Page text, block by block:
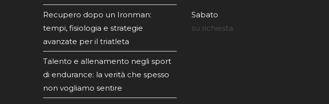
Recupero dopo un Ironman:
tempi, fisiologia e strategie
avanzate per il triatleta
Talento e allenamento negli sport
di endurance: la verità che spesso
non vogliamo sentire
Sabato
su richiesta